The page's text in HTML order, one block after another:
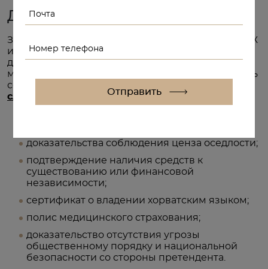
Документы для переезда
Заявители, решившие уехать в Хорватию на ПМЖ
и прожившие требуемый законом срок с ВНЖ,
должны обратиться в отделение полиции по
месту адресной регистрации в стране, заполнить
соответствующее заявление и предоставить
следующий пакет документов
доказательства соблюдения ценза оседлости;
подтверждение наличия средств к
существованию или финансовой
независимости;
сертификат о владении хорватским языком;
полис медицинского страхования;
доказательство отсутствия угрозы
общественному порядку и национальной
безопасности со стороны претендента.